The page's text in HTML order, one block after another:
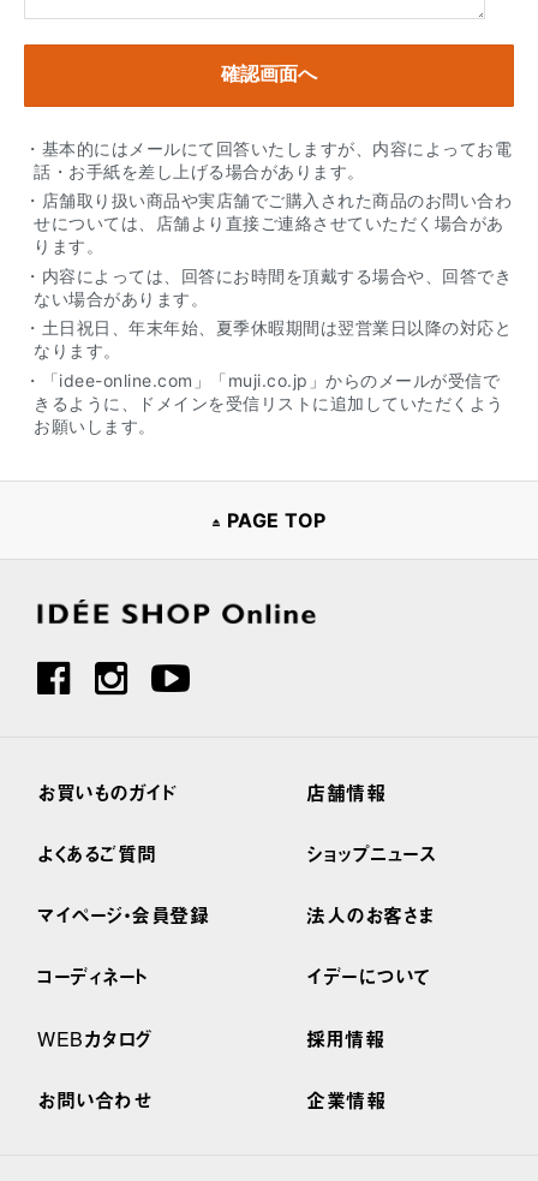
・基本的にはメールにて回答いたしますが、内容によってお電
話・お手紙を差し上げる場合があります。
・店舗取り扱い商品や実店舗でご購入された商品のお問い合わ
せについては、店舗より直接ご連絡させていただく場合があ
ります。
・内容によっては、回答にお時間を頂戴する場合や、回答でき
ない場合があります。
・土日祝日、年末年始、夏季休暇期間は翌営業日以降の対応と
なります。
・「idee-online.com」「muji.co.jp」からのメールが受信で
きるように、ドメインを受信リストに追加していただくよう
お願いします。
PAGE TOP
お買いものガイド
よくあるご質問
マイページ・会員登録
コーディネート
WEBカタログ
お問い合わせ
店舗情報
ショップニュース
法人のお客さま
イデーについて
採用情報
企業情報